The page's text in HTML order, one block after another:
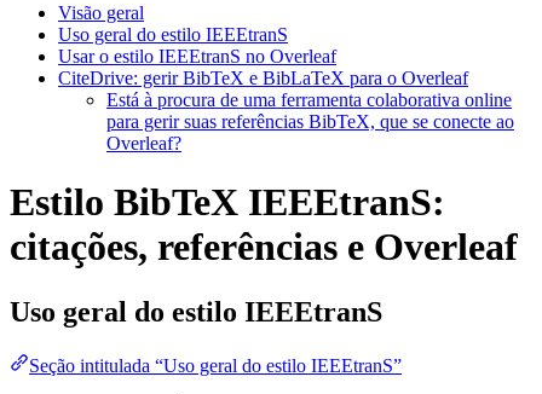
Visão geral
Uso geral do estilo IEEEtranS
Usar o estilo IEEEtranS no Overleaf
CiteDrive: gerir BibTeX e BibLaTeX para o Overleaf
Está à procura de uma ferramenta colaborativa online
para gerir suas referências BibTeX, que se conecte ao
Overleaf?
Estilo BibTeX IEEEtranS:
citações, referências e Overleaf
Uso geral do estilo IEEEtranS
Seção intitulada “Uso geral do estilo IEEEtranS”